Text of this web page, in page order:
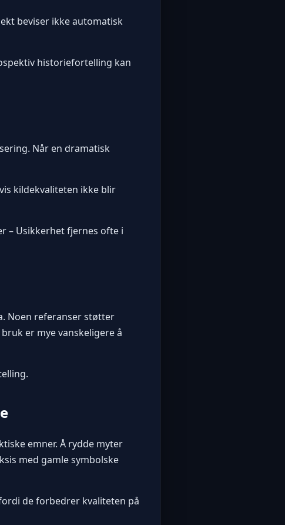
beviser ikke automatisk
historiefortelling kan
Når en dramatisk
kildekvaliteten ikke blir
– Usikkerhet fjernes ofte i
Noen referanser støtter
er mye vanskeligere å
emner. Å rydde myter
med gamle symbolske
de forbedrer kvaliteten på